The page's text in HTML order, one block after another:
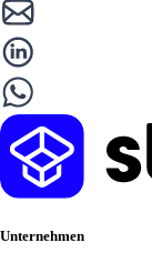
Unternehmen